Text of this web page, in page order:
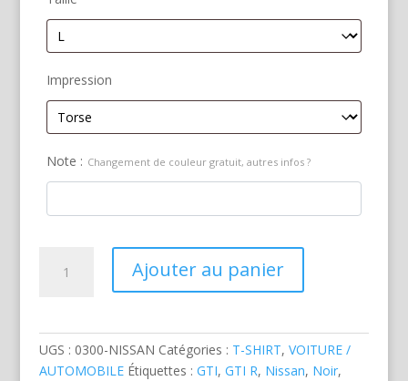
Impression
Note : Changement de couleur gratuit, autres infos ?
Ajouter au panier
UGS : 0300-NISSAN Catégories : T-SHIRT, VOITURE /
AUTOMOBILE Étiquettes : GTI, GTI R, Nissan, Noir,